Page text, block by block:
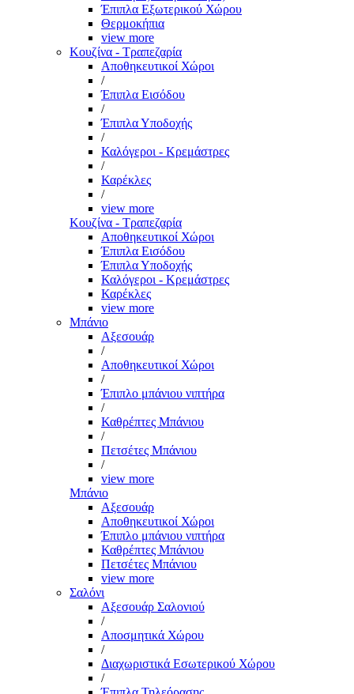
Έπιπλα Εξωτερικού Χώρου
Θερμοκήπια
view more
Κουζίνα - Τραπεζαρία
Αποθηκευτικοί Χώροι
/
Έπιπλα Εισόδου
/
Έπιπλα Υποδοχής
/
Καλόγεροι - Κρεμάστρες
/
Καρέκλες
/
view more
Κουζίνα - Τραπεζαρία
Αποθηκευτικοί Χώροι
Έπιπλα Εισόδου
Έπιπλα Υποδοχής
Καλόγεροι - Κρεμάστρες
Καρέκλες
view more
Μπάνιο
Αξεσουάρ
/
Αποθηκευτικοί Χώροι
/
Έπιπλο μπάνιου νιπτήρα
/
Καθρέπτες Μπάνιου
/
Πετσέτες Μπάνιου
/
view more
Μπάνιο
Αξεσουάρ
Αποθηκευτικοί Χώροι
Έπιπλο μπάνιου νιπτήρα
Καθρέπτες Μπάνιου
Πετσέτες Μπάνιου
view more
Σαλόνι
Αξεσουάρ Σαλονιού
/
Αποσμητικά Χώρου
/
Διαχωριστικά Εσωτερικού Χώρου
/